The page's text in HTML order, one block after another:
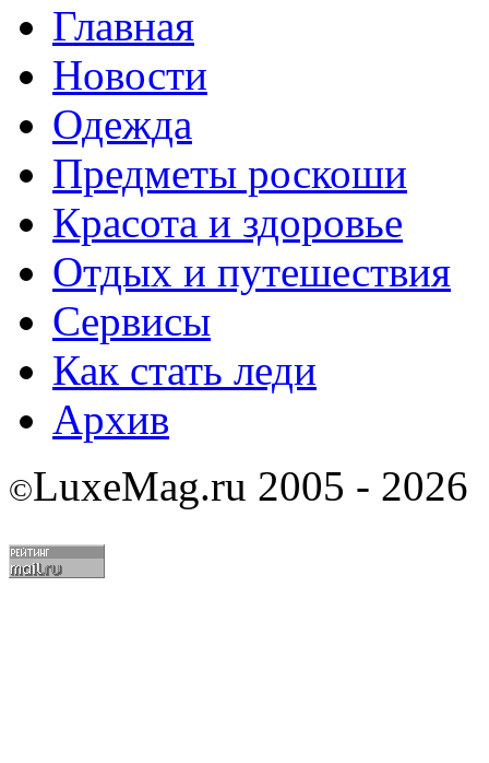
Главная
Новости
Одежда
Предметы роскоши
Красота и здоровье
Отдых и путешествия
Сервисы
Как стать леди
Архив
©LuxeMag.ru 2005 - 2026